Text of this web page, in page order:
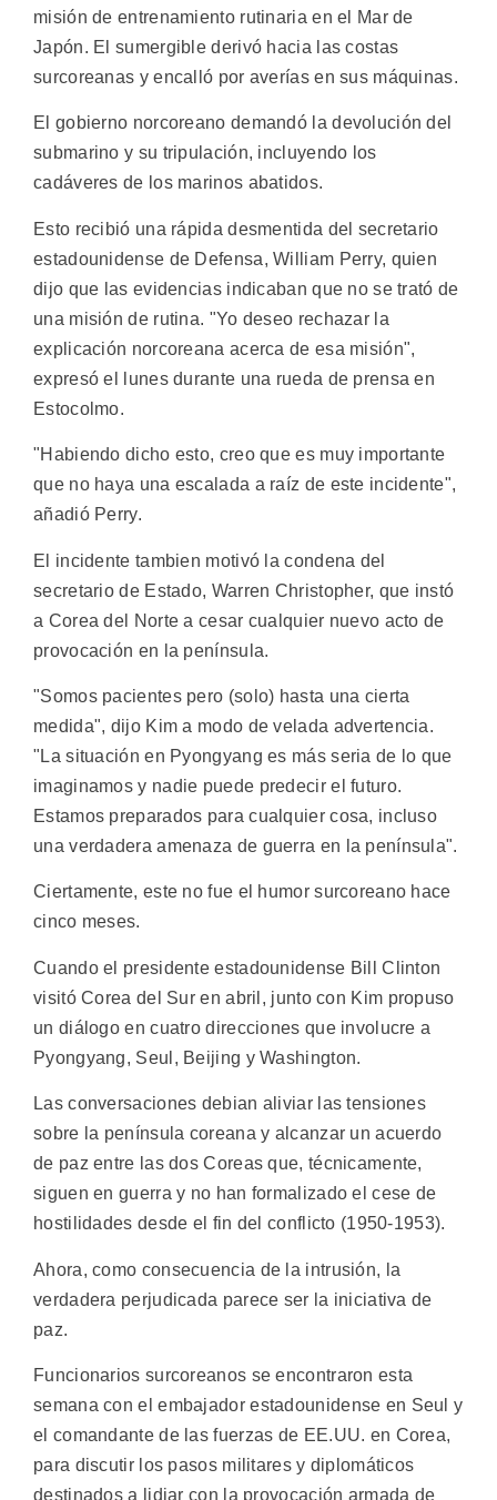
misión de entrenamiento rutinaria en el Mar de
Japón. El sumergible derivó hacia las costas
surcoreanas y encalló por averías en sus máquinas.
El gobierno norcoreano demandó la devolución del
submarino y su tripulación, incluyendo los
cadáveres de los marinos abatidos.
Esto recibió una rápida desmentida del secretario
estadounidense de Defensa, William Perry, quien
dijo que las evidencias indicaban que no se trató de
una misión de rutina. "Yo deseo rechazar la
explicación norcoreana acerca de esa misión",
expresó el lunes durante una rueda de prensa en
Estocolmo.
"Habiendo dicho esto, creo que es muy importante
que no haya una escalada a raíz de este incidente",
añadió Perry.
El incidente tambien motivó la condena del
secretario de Estado, Warren Christopher, que instó
a Corea del Norte a cesar cualquier nuevo acto de
provocación en la península.
"Somos pacientes pero (solo) hasta una cierta
medida", dijo Kim a modo de velada advertencia.
"La situación en Pyongyang es más seria de lo que
imaginamos y nadie puede predecir el futuro.
Estamos preparados para cualquier cosa, incluso
una verdadera amenaza de guerra en la península".
Ciertamente, este no fue el humor surcoreano hace
cinco meses.
Cuando el presidente estadounidense Bill Clinton
visitó Corea del Sur en abril, junto con Kim propuso
un diálogo en cuatro direcciones que involucre a
Pyongyang, Seul, Beijing y Washington.
Las conversaciones debian aliviar las tensiones
sobre la península coreana y alcanzar un acuerdo
de paz entre las dos Coreas que, técnicamente,
siguen en guerra y no han formalizado el cese de
hostilidades desde el fin del conflicto (1950-1953).
Ahora, como consecuencia de la intrusión, la
verdadera perjudicada parece ser la iniciativa de
paz.
Funcionarios surcoreanos se encontraron esta
semana con el embajador estadounidense en Seul y
el comandante de las fuerzas de EE.UU. en Corea,
para discutir los pasos militares y diplomáticos
destinados a lidiar con la provocación armada de